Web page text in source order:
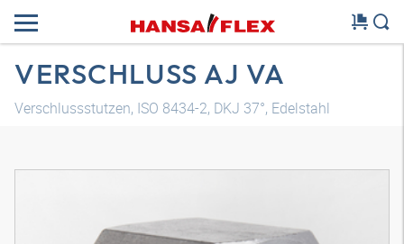
VERSCHLUSS AJ VA
Verschlussstutzen, ISO 8434-2, DKJ 37°, Edelstahl